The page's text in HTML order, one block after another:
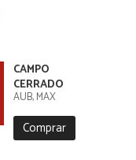
CAMPO
CERRADO
AUB, MAX
Comprar